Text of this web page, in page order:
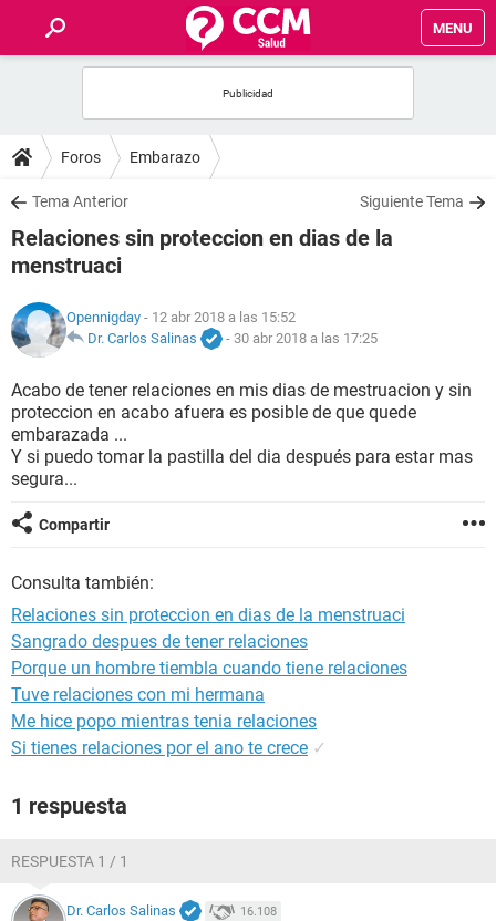
MENU
FOROS
SALUD
FAMILIA
NUTRICIÓN
SEXUALIDAD
GLOSARIO
Foros Embarazo
Tema Anterior Siguiente Tema
Relaciones sin proteccion en dias de la
menstruaci
Opennigday - 12 abr 2018 a las 15:52
Dr. Carlos Salinas
- 30 abr 2018 a las 17:25
Acabo de tener relaciones en mis dias de mestruacion y sin
proteccion en acabo afuera es posible de que quede
embarazada ...
Y si puedo tomar la pastilla del dia después para estar mas
segura...
Compartir
Consulta también:
Relaciones sin proteccion en dias de la menstruaci
Sangrado despues de tener relaciones
Porque un hombre tiembla cuando tiene relaciones
Tuve relaciones con mi hermana
Me hice popo mientras tenia relaciones
Si tienes relaciones por el ano te crece ✓
1 respuesta
RESPUESTA 1 / 1
Dr. Carlos Salinas 16.108